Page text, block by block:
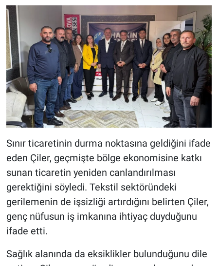
Sınır ticaretinin durma noktasına geldiğini ifade
eden Çiler, geçmişte bölge ekonomisine katkı
sunan ticaretin yeniden canlandırılması
gerektiğini söyledi. Tekstil sektöründeki
gerilemenin de işsizliği artırdığını belirten Çiler,
genç nüfusun iş imkanına ihtiyaç duyduğunu
ifade etti.
Sağlık alanında da eksiklikler bulunduğunu dile